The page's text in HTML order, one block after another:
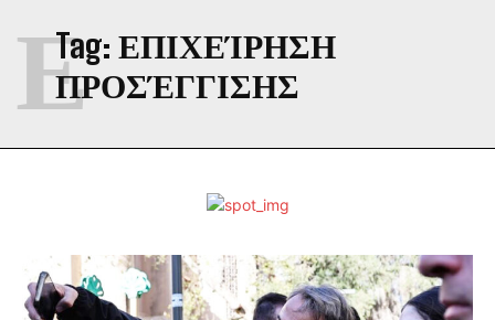
Tag: ΕΠΙΧΕΊΡΗΣΗ
ΠΡΟΣΈΓΓΙΣΗΣ
Ε